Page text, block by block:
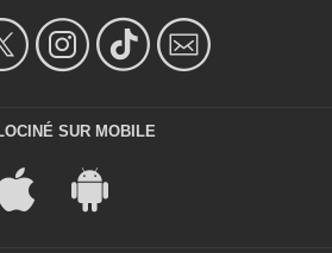
SUR MOBILE